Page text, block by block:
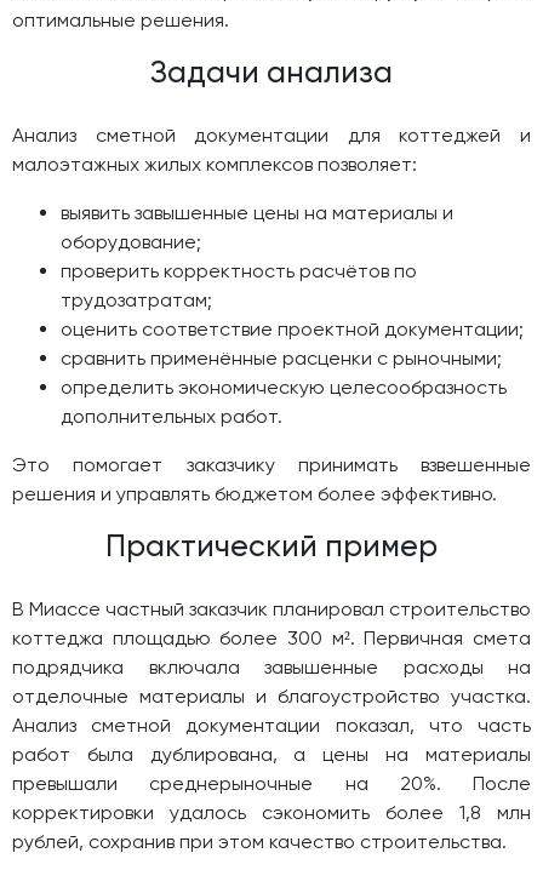
оптимальные решения.
Задачи анализа
Анализ сметной документации для коттеджей и
малоэтажных жилых комплексов позволяет:
выявить завышенные цены на материалы и
оборудование;
проверить корректность расчётов по
трудозатратам;
оценить соответствие проектной документации;
сравнить применённые расценки с рыночными;
определить экономическую целесообразность
дополнительных работ.
Это помогает заказчику принимать взвешенные
решения и управлять бюджетом более эффективно.
Практический пример
В Миассе частный заказчик планировал строительство
коттеджа площадью более 300 м². Первичная смета
подрядчика включала завышенные расходы на
отделочные материалы и благоустройство участка.
Анализ сметной документации показал, что часть
работ была дублирована, а цены на материалы
превышали среднерыночные на 20%. После
корректировки удалось сэкономить более 1,8 млн
рублей, сохранив при этом качество строительства.